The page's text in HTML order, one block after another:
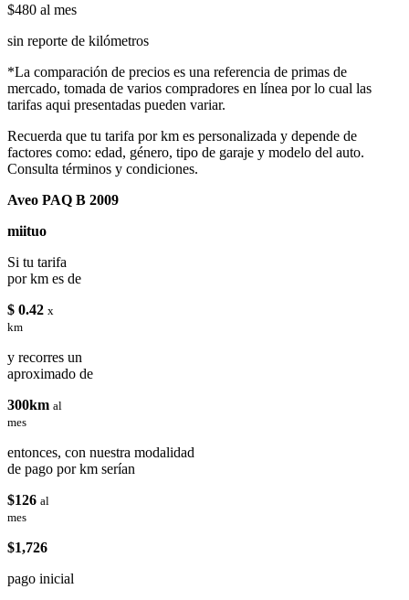
$480 al mes
sin reporte de kilómetros
*La comparación de precios es una referencia de primas de
mercado, tomada de varios compradores en línea por lo cual las
tarifas aqui presentadas pueden variar.
Recuerda que tu tarifa por km es personalizada y depende de
factores como: edad, género, tipo de garaje y modelo del auto.
Consulta términos y condiciones.
Aveo PAQ B 2009
miituo
Si tu tarifa
por km es de
$ 0.42 x
km
y recorres un
aproximado de
300km al
mes
entonces, con nuestra modalidad
de pago por km serían
$126 al
mes
$1,726
pago inicial